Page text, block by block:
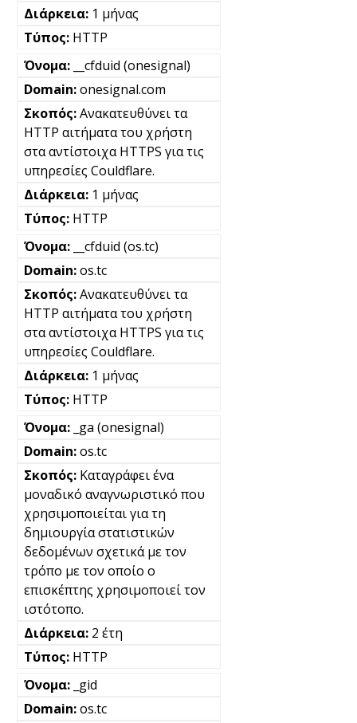
1 μήνας
HTTP
__cfduid (onesignal)
onesignal.com
Ανακατευθύνει τα
HTTP αιτήματα του χρήστη
στα αντίστοιχα HTTPS για τις
υπηρεσίες Couldflare.
1 μήνας
HTTP
__cfduid (os.tc)
os.tc
Ανακατευθύνει τα
HTTP αιτήματα του χρήστη
στα αντίστοιχα HTTPS για τις
υπηρεσίες Couldflare.
1 μήνας
HTTP
_ga (onesignal)
os.tc
Καταγράφει ένα
μοναδικό αναγνωριστικό που
χρησιμοποιείται για τη
δημιουργία στατιστικών
δεδομένων σχετικά με τον
τρόπο με τον οποίο ο
επισκέπτης χρησιμοποιεί τον
ιστότοπο.
2 έτη
HTTP
_gid
os.tc